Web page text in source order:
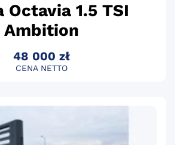
Octavia 1.5 TSI
Ambition
48 000 zł
CENA NETTO